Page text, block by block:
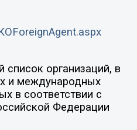
организаций, в
и международных
в соответствии с
Федерации